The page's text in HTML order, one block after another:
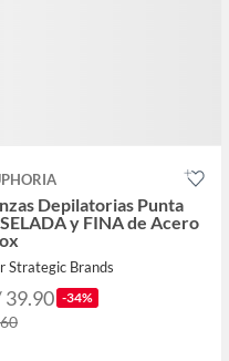
Depilatorias Punta
y FINA de Acero
Strategic Brands
39.90 -34%